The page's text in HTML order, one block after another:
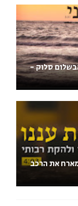
סלוק -
את הרכב